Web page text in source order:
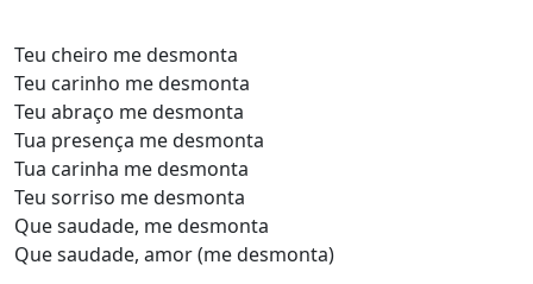
Teu cheiro me desmonta
Teu carinho me desmonta
Teu abraço me desmonta
Tua presença me desmonta
Tua carinha me desmonta
Teu sorriso me desmonta
Que saudade, me desmonta
Que saudade, amor (me desmonta)